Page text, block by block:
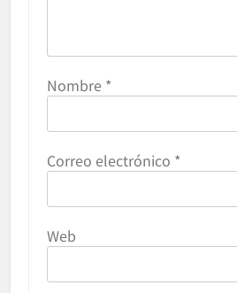
Nombre *
Correo electrónico *
Web